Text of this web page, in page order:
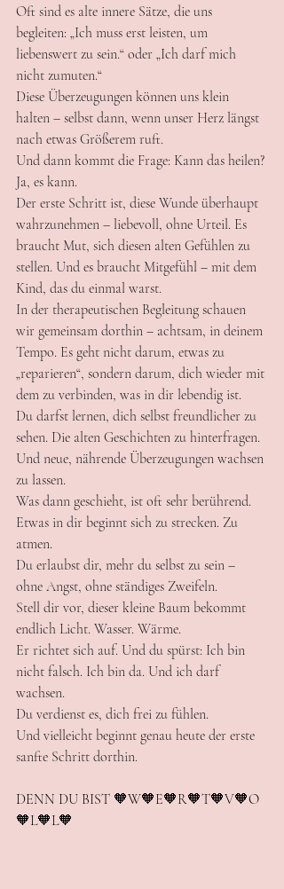
Oft sind es alte innere Sätze, die uns
begleiten: „Ich muss erst leisten, um
liebenswert zu sein.“ oder „Ich darf mich
nicht zumuten.“
Diese Überzeugungen können uns klein
halten – selbst dann, wenn unser Herz längst
nach etwas Größerem ruft.
Und dann kommt die Frage: Kann das heilen?
Ja, es kann.
Der erste Schritt ist, diese Wunde überhaupt
wahrzunehmen – liebevoll, ohne Urteil. Es
braucht Mut, sich diesen alten Gefühlen zu
stellen. Und es braucht Mitgefühl – mit dem
Kind, das du einmal warst.
In der therapeutischen Begleitung schauen
wir gemeinsam dorthin – achtsam, in deinem
Tempo. Es geht nicht darum, etwas zu
„reparieren“, sondern darum, dich wieder mit
dem zu verbinden, was in dir lebendig ist.
Du darfst lernen, dich selbst freundlicher zu
sehen. Die alten Geschichten zu hinterfragen.
Und neue, nährende Überzeugungen wachsen
zu lassen.
Was dann geschieht, ist oft sehr berührend.
Etwas in dir beginnt sich zu strecken. Zu
atmen.
Du erlaubst dir, mehr du selbst zu sein –
ohne Angst, ohne ständiges Zweifeln.
Stell dir vor, dieser kleine Baum bekommt
endlich Licht. Wasser. Wärme.
Er richtet sich auf. Und du spürst: Ich bin
nicht falsch. Ich bin da. Und ich darf
wachsen.
Du verdienst es, dich frei zu fühlen.
Und vielleicht beginnt genau heute der erste
sanfte Schritt dorthin.
DENN DU BIST 🧡W🧡E🧡R🧡T🧡V🧡O
🧡L🧡L🧡